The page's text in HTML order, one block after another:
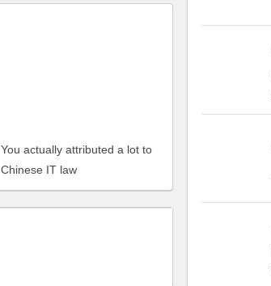
You actually attributed a lot to
Chinese IT law